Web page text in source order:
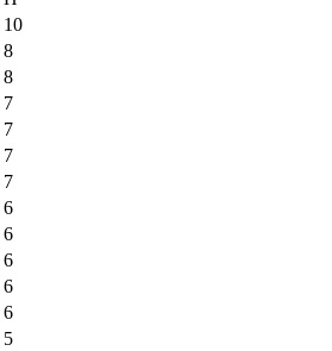
10
8
8
7
7
7
7
6
6
6
6
6
5